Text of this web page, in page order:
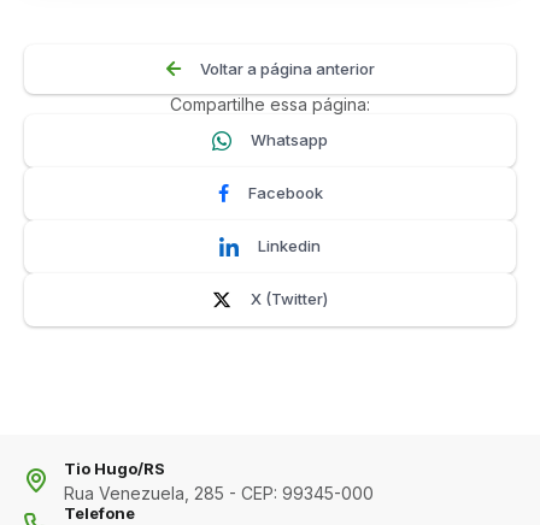
Voltar a página anterior
Compartilhe essa página:
Whatsapp
Facebook
Linkedin
X (Twitter)
Tio Hugo/RS
Rua Venezuela, 285 - CEP: 99345-000
Telefone